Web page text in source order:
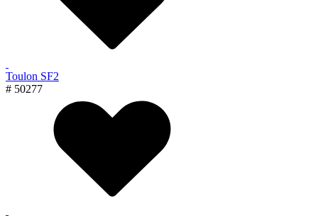
Toulon SF2
# 50277